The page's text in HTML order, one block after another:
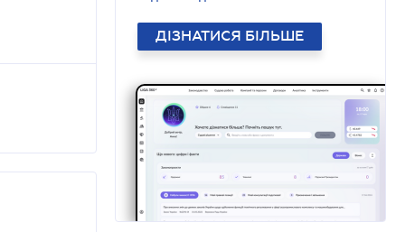
ДІЗНАТИСЯ БІЛЬШЕ